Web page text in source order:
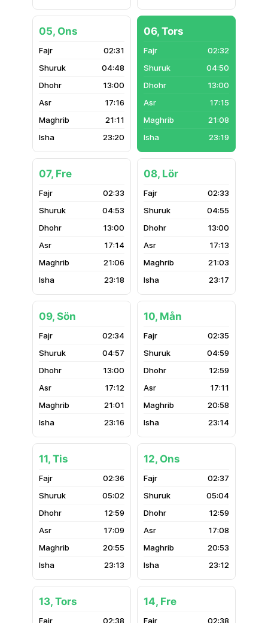
05, Ons
02:31
04:48
13:00
17:16
21:11
23:20
06, Tors
02:32
04:50
13:00
17:15
21:08
23:19
07, Fre
02:33
04:53
13:00
17:14
21:06
23:18
08, Lör
02:33
04:55
13:00
17:13
21:03
23:17
09, Sön
02:34
04:57
13:00
17:12
21:01
23:16
10, Mån
02:35
04:59
12:59
17:11
20:58
23:14
11, Tis
02:36
05:02
12:59
17:09
20:55
23:13
12, Ons
02:37
05:04
12:59
17:08
20:53
23:12
13, Tors
02:38
14, Fre
02:38